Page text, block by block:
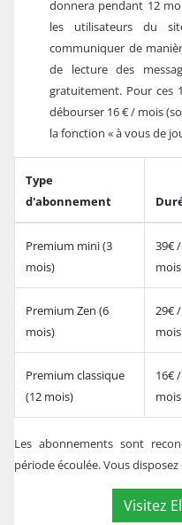
donnera pendant 12
les utilisateurs du
communiquer de
de lecture des
gratuitement. Pour ces
débourser 16 € / mois
la fonction « à vous de
Type
d'abonnement
Premium mini (3
mois)
39€ /
mois
Premium Zen (6
mois)
29€ /
mois
Premium classique
(12 mois)
16€ /
mois
Les abonnements sont
période écoulée. Vous
Visitez